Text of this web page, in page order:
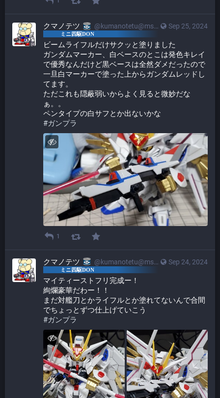
Sep 25, 2024
クマノテツ @kumanotetu@mstdn.mini4wd-engineer.com
ビームライフルだけサクッと塗りました
ガンダムマーカー、白ベースのとこは発色キレイ
で優秀なんだけど黒ベースは全然ダメだったので
一旦白マーカーで塗った上からガンダムレッドし
てます。
ただこれも隠蔽弱いからよく見ると微妙だな
ぁ。。
ペンタイプの白サフとか出ないかな
#ガンプラ
1
Sep 24, 2024
クマノテツ @kumanotetu@mstdn.mini4wd-engineer.com
マイティーストフリ完成ー！
絢爛豪華だわー！！
まだ対艦刀とかライフルとか塗れてないんで合間
でちょっとずつ仕上げていこう
#ガンプラ